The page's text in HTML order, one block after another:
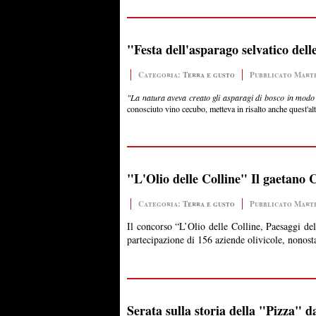
"Festa dell'asparago selvatico
Categoria: Terra e gusto
Pubblicato
"La natura aveva creato gli asparagi di bosco in
conosciuto vino cecubo, metteva in risalto anche
"L'Olio delle Colline" Il gaetano
Categoria: Terra e gusto Pubblicato
Il concorso “L’Olio delle Colline, Paesaggi
partecipazione di 156 aziende olivicole,
Serata sulla storia della "Pizza"